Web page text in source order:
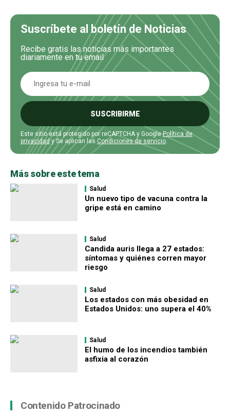
Suscríbete al boletín de Noticias
Recibe gratis las noticias más importantes
diariamente en tu email
SUSCRIBIRME
Este sitio está protegido por reCAPTCHA y GooglePolítica de
privacidady Se aplican las Condiciones de servicio
Más sobre este tema
Salud
Un nuevo tipo de vacuna contra la
gripe está en camino
Salud
Candida auris llega a 27 estados:
síntomas y quiénes corren mayor
riesgo
Salud
Los estados con más obesidad en
Estados Unidos: uno supera el 40%
Salud
El humo de los incendios también
asfixia al corazón
Contenido Patrocinado